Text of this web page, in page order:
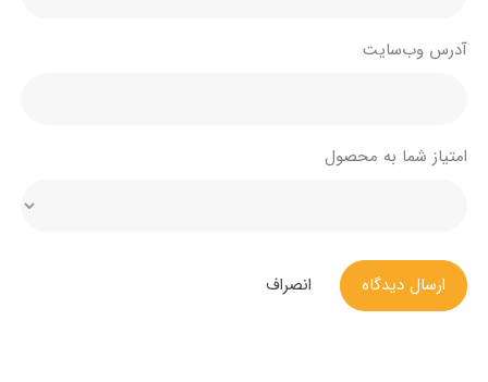
آدرس وب‌سایت
امتیاز شما به محصول
ارسال دیدگاه انصراف